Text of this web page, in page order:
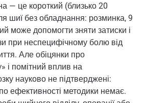
— це короткий (близько 20
шиї без обладнання: розминка, 9
може допомогти зняти затиски і
при неспецифічному болю від
Але обіцянки про
і помітний вплив на
науково не підтверджені:
ефективності методики немає.